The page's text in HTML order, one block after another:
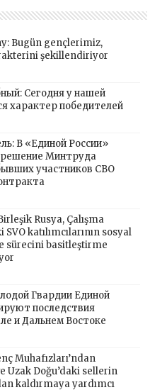
Bugün gençlerimiz,
şekillendiriyor
Сегодня у нашей
характер победителей
В «Единой России»
Минтруда
участников СВО
Rusya, Çalışma
SVO katılımcılarının sosyal
sürecini basitleştirme
Гвардии Единой
последствия
и Дальнем Востоке
Muhafızları’ndan
Uzak Doğu’daki sellerin
kaldırmaya yardımcı